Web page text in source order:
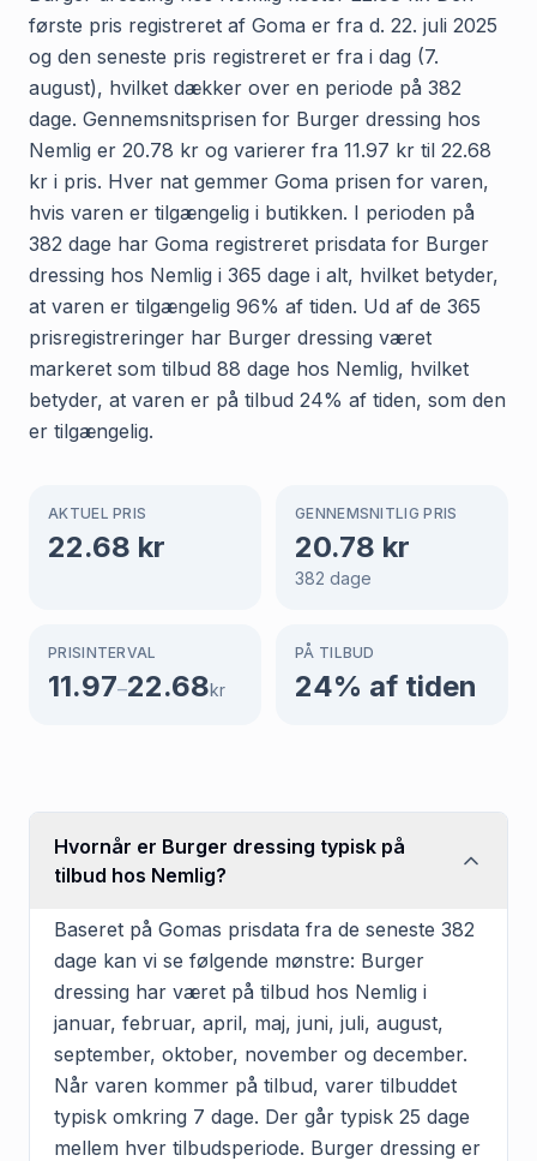
første pris registreret af Goma er fra d. 22. juli 2025
og den seneste pris registreret er fra i dag (7.
august), hvilket dækker over en periode på 382
dage. Gennemsnitsprisen for Burger dressing hos
Nemlig er 20.78 kr og varierer fra 11.97 kr til 22.68
kr i pris. Hver nat gemmer Goma prisen for varen,
hvis varen er tilgængelig i butikken. I perioden på
382 dage har Goma registreret prisdata for Burger
dressing hos Nemlig i 365 dage i alt, hvilket betyder,
at varen er tilgængelig 96% af tiden. Ud af de 365
prisregistreringer har Burger dressing været
markeret som tilbud 88 dage hos Nemlig, hvilket
betyder, at varen er på tilbud 24% af tiden, som den
er tilgængelig.
AKTUEL PRIS
22.68 kr
GENNEMSNITLIG PRIS
20.78 kr
382 dage
PRISINTERVAL
11.97–22.68kr
PÅ TILBUD
24% af tiden
Hvornår er Burger dressing typisk på
tilbud hos Nemlig?
Baseret på Gomas prisdata fra de seneste 382
dage kan vi se følgende mønstre: Burger
dressing har været på tilbud hos Nemlig i
januar, februar, april, maj, juni, juli, august,
september, oktober, november og december.
Når varen kommer på tilbud, varer tilbuddet
typisk omkring 7 dage. Der går typisk 25 dage
mellem hver tilbudsperiode. Burger dressing er